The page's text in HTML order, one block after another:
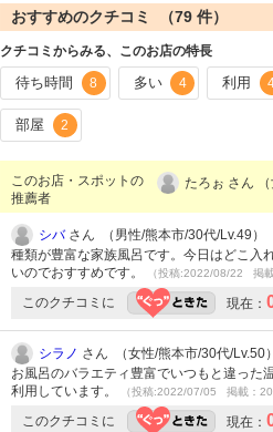
おすすめのクチコミ （79 件）
クチコミからみる、このお店の特長
待ち時間 8 多い 4 利用
部屋 2
このお店・スポットの
推薦者
たろぉ さん
シバさん （男性/熊本市/30代/Lv.49）
種類が豊富な家族風呂です。今日はどこ入
いのでおすすめです。
（投稿:2022/08/22 掲
このクチコミに 現在：
シラノ さん （女性/熊本市/30代/Lv.50）
お風呂のバラエティ豊富でいつもと違った
利用しています。
（投稿:2022/07/05 掲載：
このクチコミに 現在：